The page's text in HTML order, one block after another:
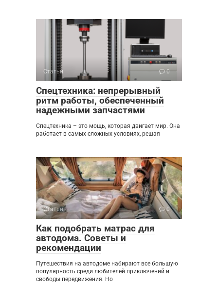
Статьи 0
Спецтехника: непрерывный
ритм работы, обеспеченный
надежными запчастями
Спецтехника – это мощь, которая двигает мир. Она
работает в самых сложных условиях, решая
Статьи 0
Как подобрать матрас для
автодома. Советы и
рекомендации
Путешествия на автодоме набирают все большую
популярность среди любителей приключений и
свободы передвижения. Но